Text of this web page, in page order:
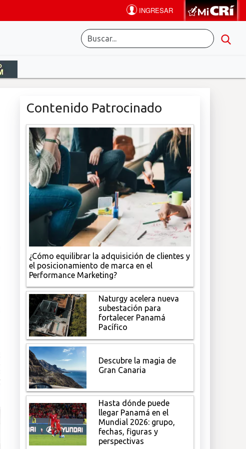
Contenido Patrocinado
¿Cómo equilibrar la adquisición de clientes y
el posicionamiento de marca en el
Performance Marketing?
Naturgy acelera nueva
subestación para
fortalecer Panamá
Pacífico
Descubre la magia de
Gran Canaria
Hasta dónde puede
llegar Panamá en el
Mundial 2026: grupo,
fechas, figuras y
perspectivas